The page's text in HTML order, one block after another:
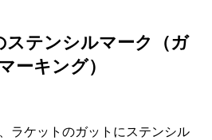
テンシルマーク（ガ
ーキング）
ラケットのガットにステンシル